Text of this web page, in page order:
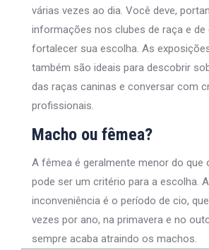
várias vezes ao dia. Você deve,
informações nos clubes de raça e de
fortalecer sua escolha. As
também são ideais para descobrir
das raças caninas e conversar com
profissionais.
Macho ou fêmea?
A fêmea é geralmente menor do que
pode ser um critério para a escolha.
inconveniência é o período de cio,
vezes por ano, na primavera e no
sempre acaba atraindo os machos.